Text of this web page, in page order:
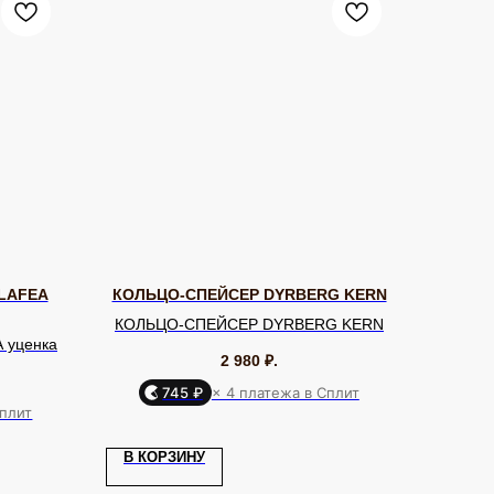
уценка
КОЛЬЦО-СПЕЙСЕР DYRBERG KERN
КОЛЬЦО-СПЕЙСЕР DYRBERG KERN
2 980 ₽.
745 ₽ × 4 платежа в Сплит
В КОРЗИНУ
КЛИЕНТА ОНЛАЙН-КОНСУЛЬТАЦИЯ
Telegram